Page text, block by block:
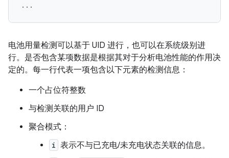
电池用量检测可以基于 UID 进行，也可以在系统级别进
行。是否包含某项数据是根据其对于分析电池性能的作用决
定的。每一行代表一项包含以下元素的检测信息：
一个占位符整数
与检测关联的用户 ID
聚合模式：
i 表示不与已充电/未充电状态关联的信息。